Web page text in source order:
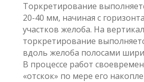
Торкретирование
20-40 мм, начиная с
участков желоба. На
торкретирование
вдоль желоба полосами
В процессе работ
«отскок» по мере его